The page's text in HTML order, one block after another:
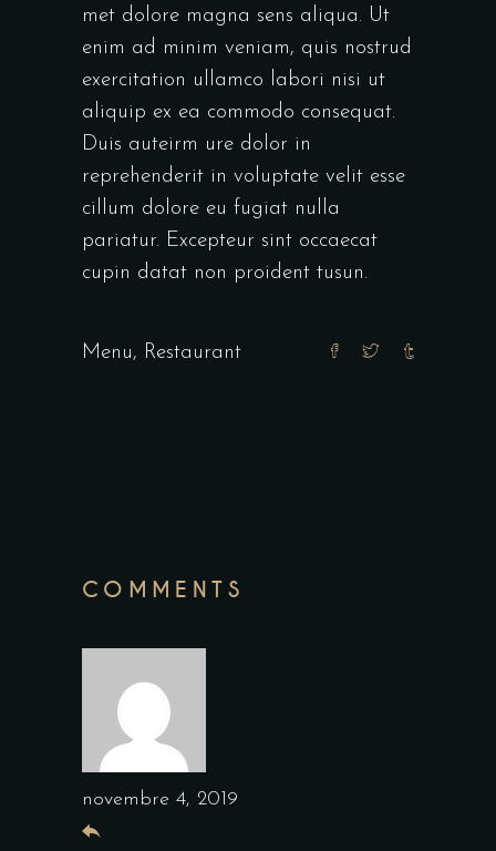
met dolore magna sens aliqua. Ut
enim ad minim veniam, quis nostrud
exercitation ullamco labori nisi ut
aliquip ex ea commodo consequat.
Duis auteirm ure dolor in
reprehenderit in voluptate velit esse
cillum dolore eu fugiat nulla
pariatur. Excepteur sint occaecat
cupin datat non proident tusun.
Menu, Restaurant
COMMENTS
novembre 4, 2019